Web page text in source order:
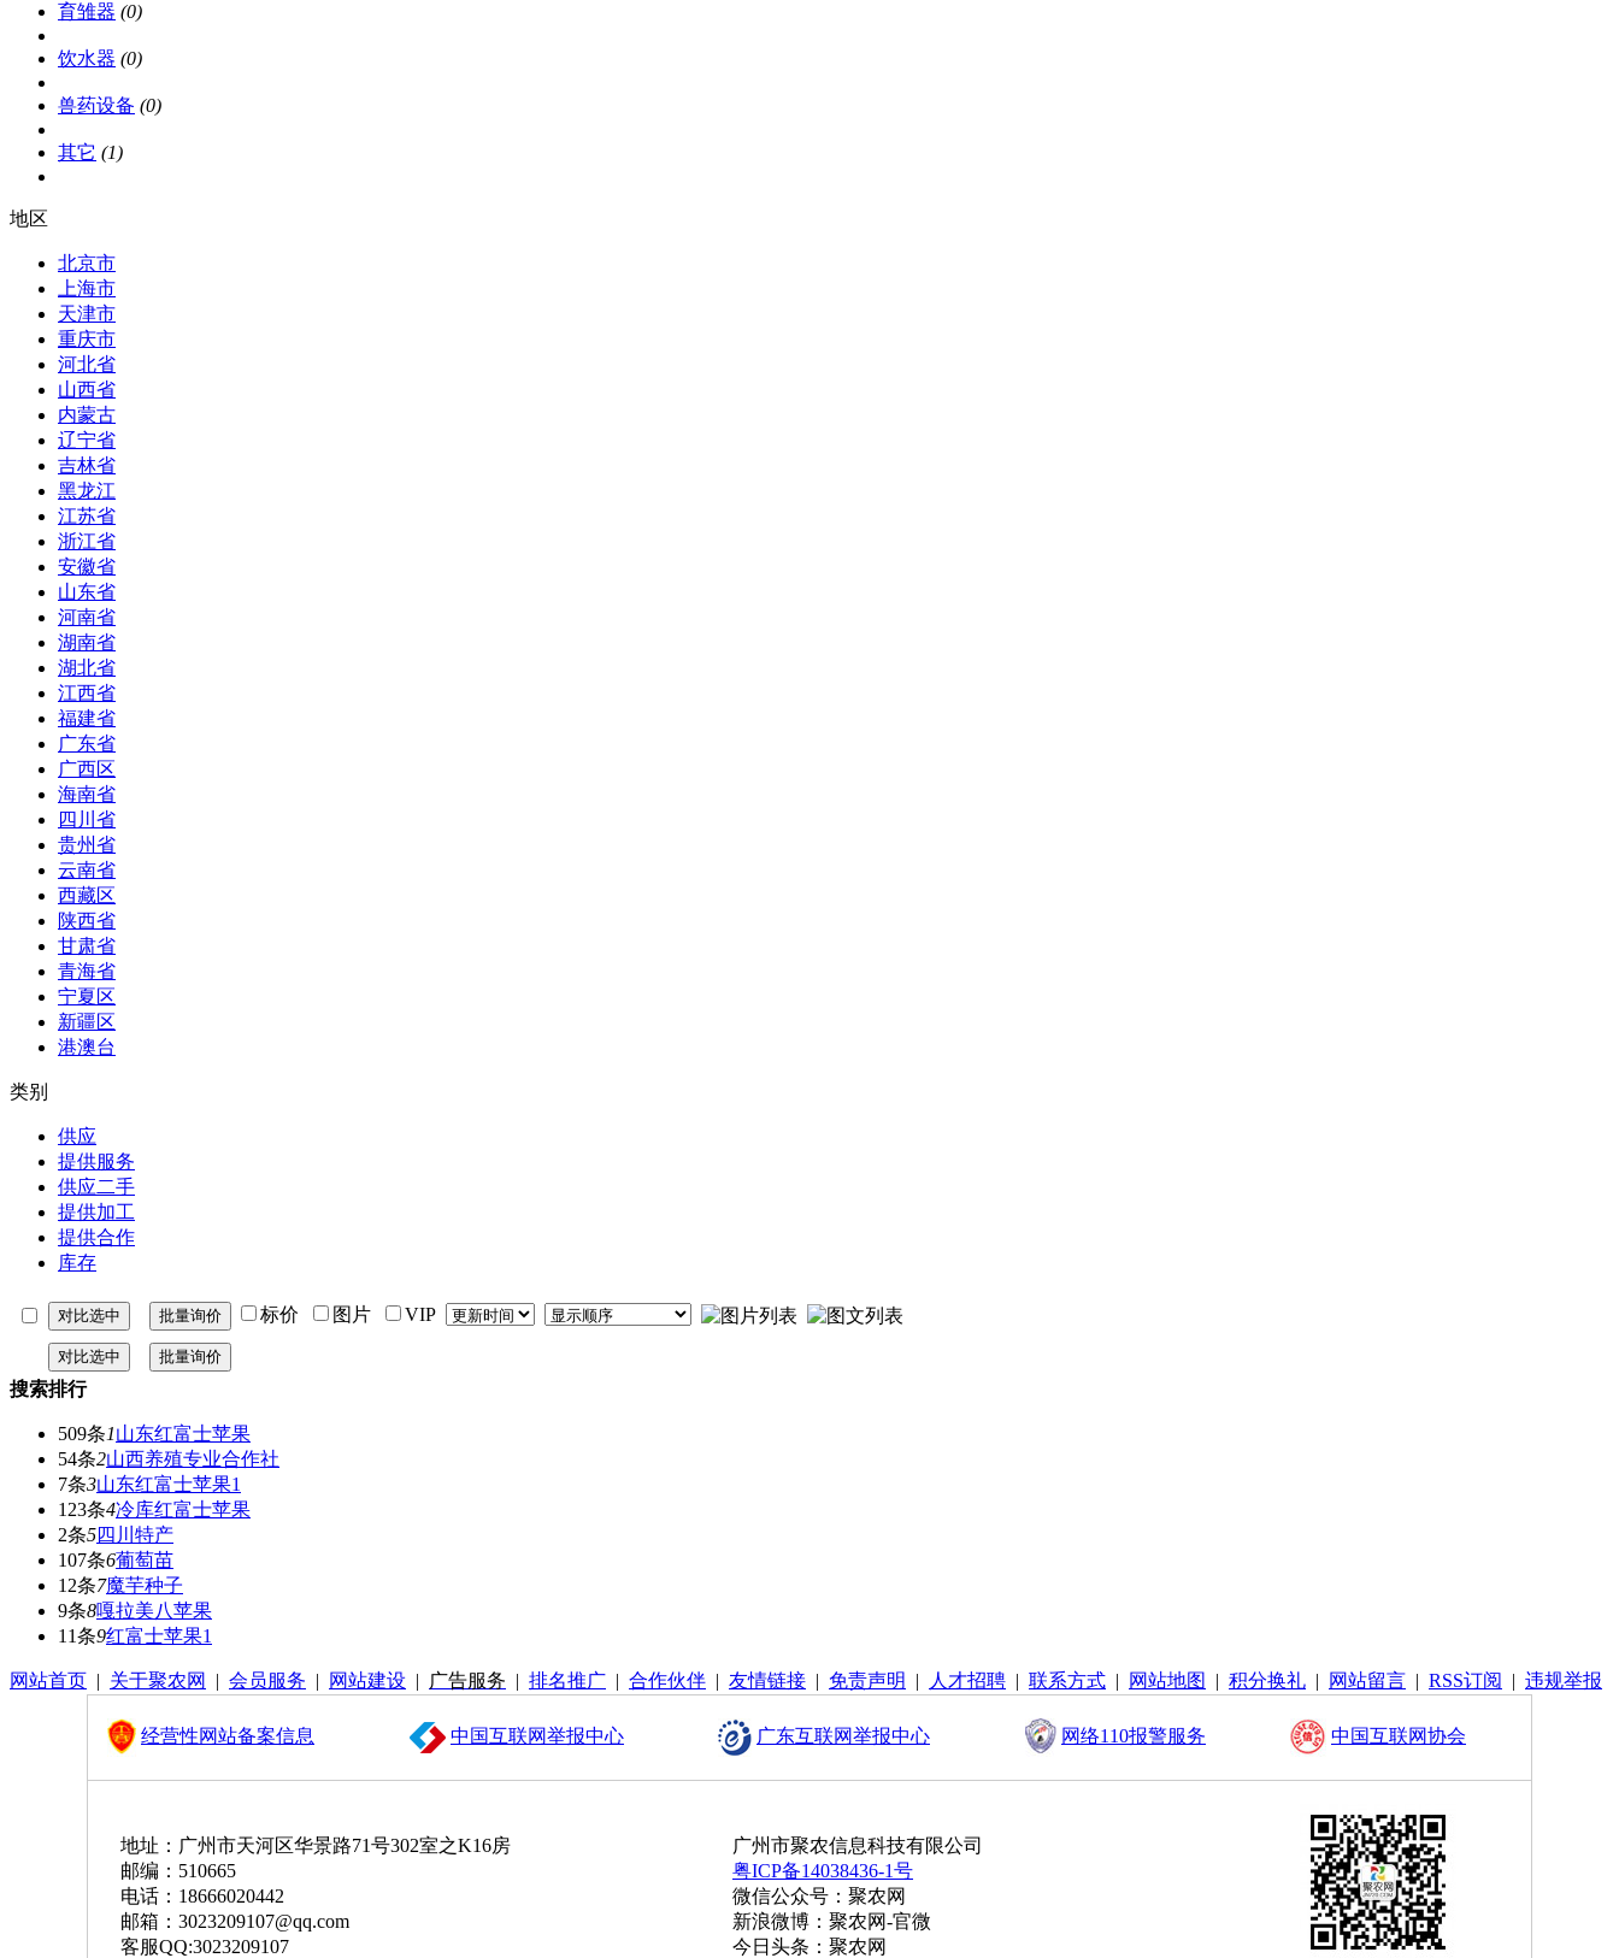
育雏器 (0)
饮水器 (0)
兽药设备 (0)
其它 (1)
地区
北京市
上海市
天津市
重庆市
河北省
山西省
内蒙古
辽宁省
吉林省
黑龙江
江苏省
浙江省
安徽省
山东省
河南省
湖南省
湖北省
江西省
福建省
广东省
广西区
海南省
四川省
贵州省
云南省
西藏区
陕西省
甘肃省
青海省
宁夏区
新疆区
港澳台
类别
供应
提供服务
供应二手
提供加工
提供合作
库存
标价 图片 VIP
搜索排行
509条1山东红富士苹果
54条2山西养殖专业合作社
7条3山东红富士苹果1
123条4冷库红富士苹果
2条5四川特产
107条6葡萄苗
12条7魔芋种子
9条8嘎拉美八苹果
11条9红富士苹果1
网站首页 | 关于聚农网 | 会员服务 | 网站建设 | 广告服务 | 排名推广 | 合作伙伴 | 友情链接 | 免责声明 | 人才招聘 | 联系方式 | 网站地图 | 积分换礼 | 网站留言 | RSS订阅 | 违规举报
经营性网站备案信息 中国互联网举报中心 广东互联网举报中心 网络110报警服务 中国互联网协会
地址：广州市天河区华景路71号302室之K16房
邮编：510665
电话：18666020442
邮箱：3023209107@qq.com
客服QQ:3023209107
广州市聚农信息科技有限公司
粤ICP备14038436-1号
微信公众号：聚农网
新浪微博：聚农网-官微
今日头条：聚农网